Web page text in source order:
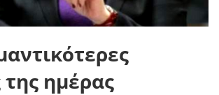
της ημέρας